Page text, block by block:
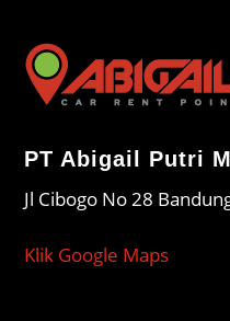
PT Abigail Putri
Jl Cibogo No 28
Klik Google Maps